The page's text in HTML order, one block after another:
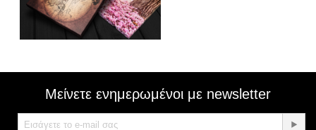
Μείνετε ενημερωμένοι με newsletter